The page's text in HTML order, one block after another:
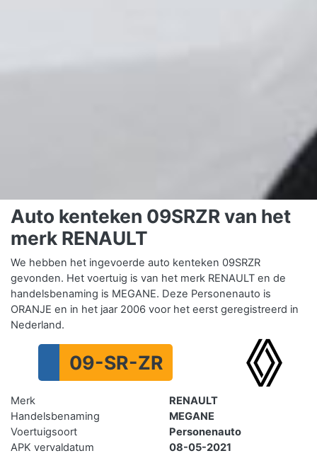
Auto kenteken 09SRZR van het
merk RENAULT
We hebben het ingevoerde auto kenteken 09SRZR
gevonden. Het voertuig is van het merk RENAULT en de
handelsbenaming is MEGANE. Deze Personenauto is
ORANJE en in het jaar 2006 voor het eerst geregistreerd in
Nederland.
09-SR-ZR
Merk
RENAULT
Handelsbenaming
MEGANE
Voertuigsoort
Personenauto
APK vervaldatum
08-05-2021